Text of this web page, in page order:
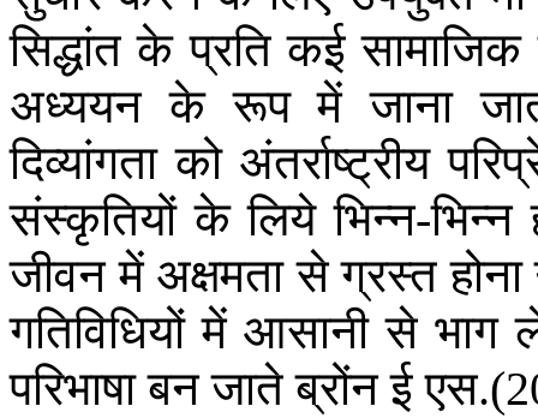
सिद्धांत के प्रति कई सामाजिक
अध्ययन के रूप में जाना
दिव्यांगता को अंतर्राष्ट्रीय
संस्कृतियों के लिये भिन्न-भिन्न
जीवन में अक्षमता से ग्रस्त होना
गतिविधियों में आसानी से भाग
परिभाषा बन जाते ब्रोंन ई एस